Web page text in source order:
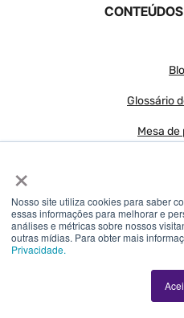
×
Nosso site utiliza cookies para saber
essas informações para melhorar e
análises e métricas sobre nossos
outras mídias. Para obter mais
Privacidade.
Glossário
Mesa
Panorama do
Top 100